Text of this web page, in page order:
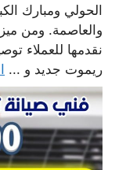
الحولي ومبارك
والعاصمة. ومن
نقدمها للعملاء
ريموت جديد و ...